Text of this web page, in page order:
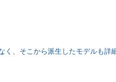
、そこから派生したモデルも詳